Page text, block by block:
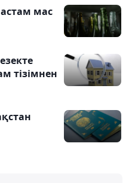
мас
тізімнен